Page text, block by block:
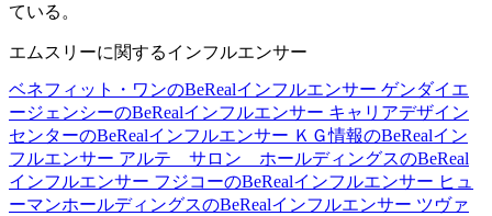
ている。
エムスリーに関するインフルエンサー
ベネフィット・ワンのBeRealインフルエンサー ゲンダイエ
ージェンシーのBeRealインフルエンサー キャリアデザイン
センターのBeRealインフルエンサー ＫＧ情報のBeRealイン
フルエンサー アルテ サロン ホールディングスのBeReal
インフルエンサー フジコーのBeRealインフルエンサー ヒュ
ーマンホールディングスのBeRealインフルエンサー ツヴァ